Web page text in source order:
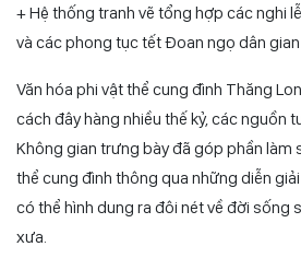
+ Hệ thống tranh vẽ tổng hợp các nghi
và các phong tục tết Đoan ngọ dân gian
Văn hóa phi vật thể cung đình Thăng
cách đây hàng nhiều thế kỷ, các nguồn
Không gian trưng bày đã góp phần làm
thể cung đình thông qua những diễn
có thể hình dung ra đôi nét về đời sống
xưa.